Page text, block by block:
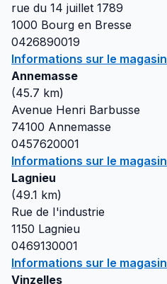
rue du 14 juillet 1789
1000 Bourg en Bresse
0426890019
Informations sur le magasin
Annemasse
(45.7 km)
Avenue Henri Barbusse
74100 Annemasse
0457620001
Informations sur le magasin
Lagnieu
(49.1 km)
Rue de I'industrie
1150 Lagnieu
0469130001
Informations sur le magasin
Vinzelles